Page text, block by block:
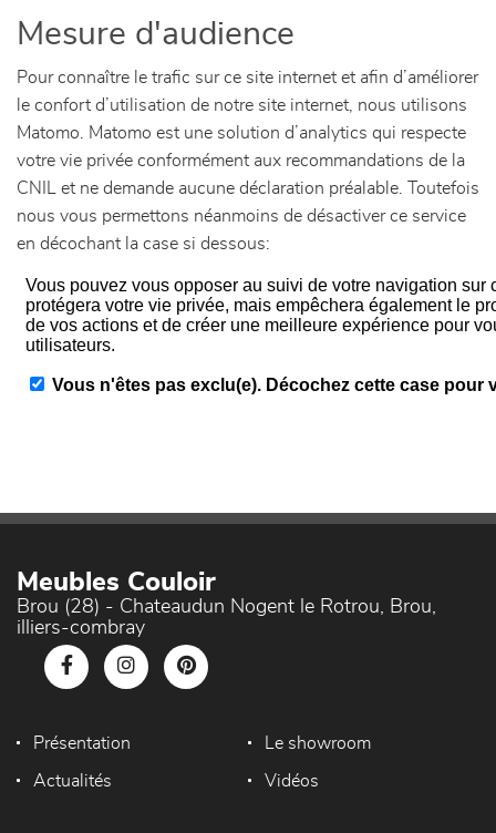
Mesure d'audience
Pour connaître le trafic sur ce site internet et afin d’améliorer
le confort d’utilisation de notre site internet, nous utilisons
Matomo. Matomo est une solution d’analytics qui respecte
votre vie privée conformément aux recommandations de la
CNIL et ne demande aucune déclaration préalable. Toutefois
nous vous permettons néanmoins de désactiver ce service
en décochant la case si dessous:
Meubles Couloir
Brou (28) - Chateaudun Nogent le Rotrou, Brou,
illiers-combray
Présentation Le showroom
Actualités Vidéos